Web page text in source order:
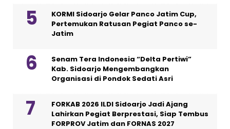
KORMI Sidoarjo Gelar Panco Jatim Cup,
Pertemukan Ratusan Pegiat Panco se-
Jatim
Senam Tera Indonesia “Delta Pertiwi”
Kab. Sidoarjo Mengembangkan
Organisasi di Pondok Sedati Asri
FORKAB 2026 ILDI Sidoarjo Jadi Ajang
Lahirkan Pegiat Berprestasi, Siap Tembus
FORPROV Jatim dan FORNAS 2027